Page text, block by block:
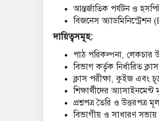
আন্তর্জাতিক পর্যটন ও
বিজনেস অ্যাডমিনিস্ট্রেশন
দায়িত্বসমূহ:
পাঠ পরিকল্পনা, লেকচার
বিভাগ কর্তৃক নির্ধারিত
ক্লাস পরীক্ষা, কুইজ এবং
শিক্ষার্থীদের
প্রশ্নপত্র তৈরি ও উত্তরপত্র
বিভাগীয় ও সাধারণ সভায়